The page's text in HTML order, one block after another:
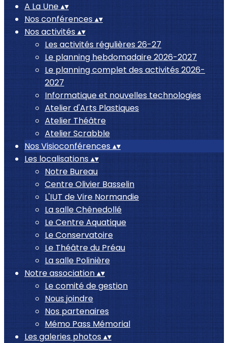
A La Une▴▾
Nos conférences▴▾
Nos activités▴▾
Les activités régulières 26-27
Le planning hebdomadaire 2026-2027
Le planning complet des activités 2026-
2027
Informatique et nouvelles technologies
Atelier d'Arts Plastiques
Atelier Théâtre
Atelier Scrabble
Nos Visioconférences ▴▾
Les localisations▴▾
Notre Bureau
Centre Olivier Basselin
L'IUT de Vire Normandie
La salle Chênedollé
Le Centre Aquatique
Le Conservatoire
Le Théâtre du Préau
La salle Polinière
Notre association▴▾
Le comité de gestion
Nous joindre
Nos partenaires
Mémo Pass Mémorial
Les galeries photos▴▾